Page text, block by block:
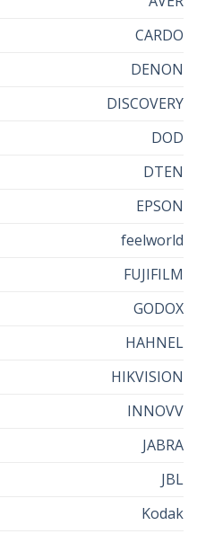
CARDO
DENON
DISCOVERY
DOD
DTEN
EPSON
feelworld
FUJIFILM
GODOX
HAHNEL
HIKVISION
INNOVV
JABRA
JBL
Kodak